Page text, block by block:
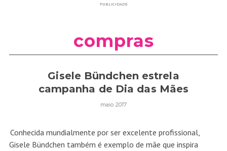
PUBLICIDADE
compras
Gisele Bündchen estrela
campanha de Dia das Mães
maio 2017
Conhecida mundialmente por ser excelente profissional,
Gisele Bündchen também é exemplo de mãe que inspira